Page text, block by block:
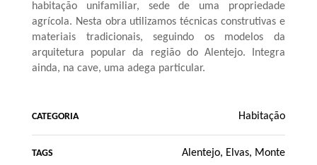
habitação unifamiliar, sede de uma propriedade
agrícola. Nesta obra utilizamos técnicas construtivas e
materiais tradicionais, seguindo os modelos da
arquitetura popular da região do Alentejo. Integra
ainda, na cave, uma adega particular.
CATEGORIA Habitação
TAGS Alentejo, Elvas, Monte